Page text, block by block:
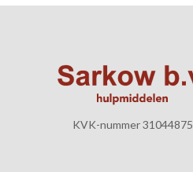
KVK-nummer 31044875